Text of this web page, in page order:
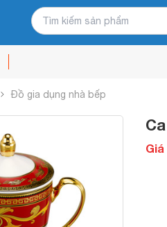
Đồ gia dụng nhà bếp
Giá